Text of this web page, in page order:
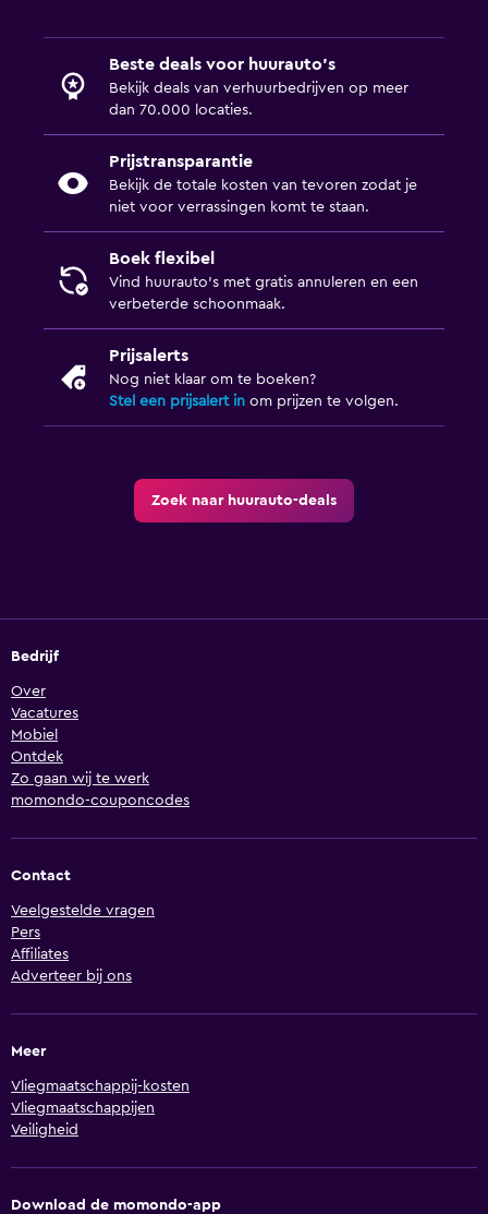
Beste deals voor huurauto's
Bekijk deals van verhuurbedrijven op meer
dan 70.000 locaties.
Prijstransparantie
Bekijk de totale kosten van tevoren zodat je
niet voor verrassingen komt te staan.
Boek flexibel
Vind huurauto's met gratis annuleren en een
verbeterde schoonmaak.
Prijsalerts
Nog niet klaar om te boeken?
Stel een prijsalert in om prijzen te volgen.
Zoek naar huurauto-deals
Bedrijf
Over
Vacatures
Mobiel
Ontdek
Zo gaan wij te werk
momondo-couponcodes
Contact
Veelgestelde vragen
Pers
Affiliates
Adverteer bij ons
Meer
Vliegmaatschappij-kosten
Vliegmaatschappijen
Veiligheid
Download de momondo-app